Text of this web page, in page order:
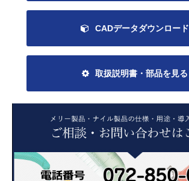
CADデータダウンロード
取扱説明書・部品を見る